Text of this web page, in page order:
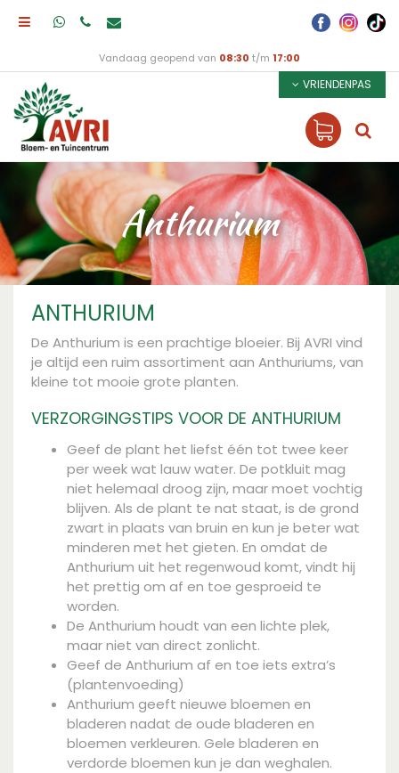
Anthurium
Vandaag geopend van 08:30 t/m 17:00
VRIENDENPAS
ANTHURIUM
De Anthurium is een prachtige bloeier. Bij AVRI vind
je altijd een ruim assortiment aan Anthuriums, van
kleine tot mooie grote planten.
VERZORGINGSTIPS VOOR DE ANTHURIUM
Geef de plant het liefst één tot twee keer
per week wat lauw water. De potkluit mag
niet helemaal droog zijn, maar moet vochtig
blijven. Als de plant te nat staat, is de grond
zwart in plaats van bruin en kun je beter wat
minderen met het gieten. En omdat de
Anthurium uit het regenwoud komt, vindt hij
het prettig om af en toe gesproeid te
worden.
De Anthurium houdt van een lichte plek,
maar niet van direct zonlicht.
Geef de Anthurium af en toe iets extra’s
(plantenvoeding)
Anthurium geeft nieuwe bloemen en
bladeren nadat de oude bladeren en
bloemen verkleuren. Gele bladeren en
verdorde bloemen kun je dan weghalen.